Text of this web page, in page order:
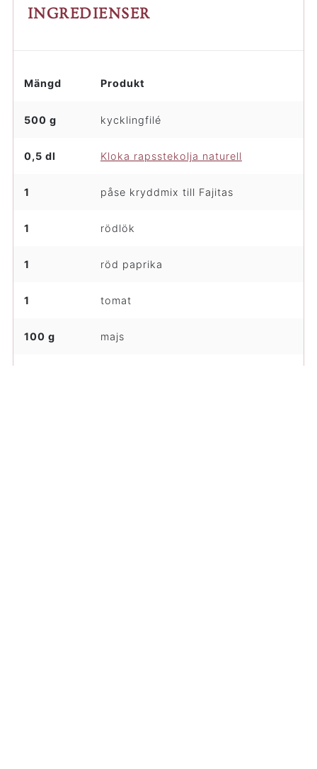
INGREDIENSER
Mängd Produkt
500 g kycklingfilé
0,5 dl Kloka rapsstekolja naturell
1 påse kryddmix till Fajitas
1 rödlök
1 röd paprika
1 tomat
100 g majs